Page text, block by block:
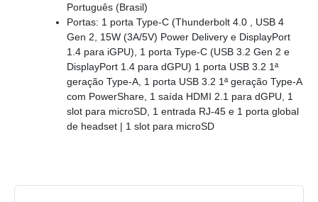
Português (Brasil)
Portas: 1 porta Type-C (Thunderbolt 4.0 , USB 4
Gen 2, 15W (3A/5V) Power Delivery e DisplayPort
1.4 para iGPU), 1 porta Type-C (USB 3.2 Gen 2 e
DisplayPort 1.4 para dGPU) 1 porta USB 3.2 1ª
geração Type-A, 1 porta USB 3.2 1ª geração Type-A
com PowerShare, 1 saída HDMI 2.1 para dGPU, 1
slot para microSD, 1 entrada RJ-45 e 1 porta global
de headset | 1 slot para microSD